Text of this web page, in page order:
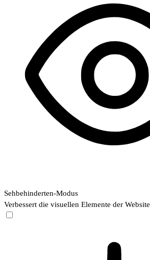
Sehbehinderten-Modus
Verbessert die visuellen Elemente der Website